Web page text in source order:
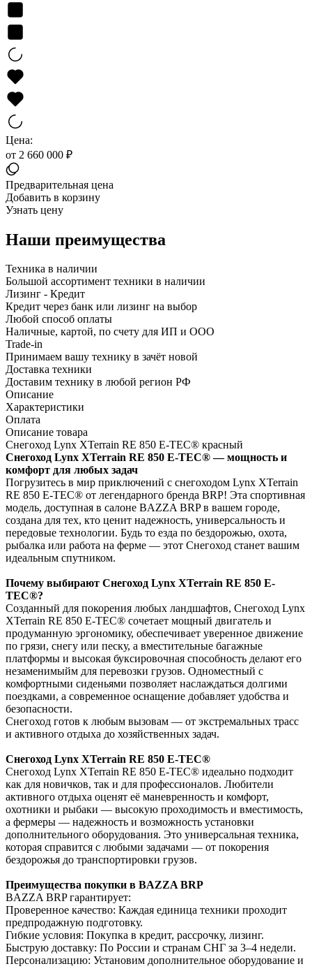
Цена:
от 2 660 000 ₽
Предварительная цена
Добавить в корзину
Узнать цену
Наши преимущества
Техника в наличии
Большой ассортимент техники в наличии
Лизинг - Кредит
Кредит через банк или лизинг на выбор
Любой способ оплаты
Наличные, картой, по счету для ИП и ООО
Trade-in
Принимаем вашу технику в зачёт новой
Доставка техники
Доставим технику в любой регион РФ
Описание
Характеристики
Оплата
Описание товара
Снегоход Lynx XTerrain RE 850 E-TEC® красный
Снегоход Lynx XTerrain RE 850 E-TEC® — мощность и
комфорт для любых задач
Погрузитесь в мир приключений с снегоходом Lynx XTerrain
RE 850 E-TEC® от легендарного бренда BRP! Эта спортивная
модель, доступная в салоне BAZZA BRP в вашем городе,
создана для тех, кто ценит надежность, универсальность и
передовые технологии. Будь то езда по бездорожью, охота,
рыбалка или работа на ферме — этот Снегоход станет вашим
идеальным спутником.
Почему выбирают Снегоход Lynx XTerrain RE 850 E-
TEC®?
Созданный для покорения любых ландшафтов, Снегоход Lynx
XTerrain RE 850 E-TEC® сочетает мощный двигатель и
продуманную эргономику, обеспечивает уверенное движение
по грязи, снегу или песку, а вместительные багажные
платформы и высокая буксировочная способность делают его
незаменимыйм для перевозки грузов. Одноместный с
комфортными сиденьями позволяет наслаждаться долгими
поездками, а современное оснащение добавляет удобства и
безопасности.
Снегоход готов к любым вызовам — от экстремальных трасс
и активного отдыха до хозяйственных задач.
Снегоход Lynx XTerrain RE 850 E-TEC®
Снегоход Lynx XTerrain RE 850 E-TEC® идеально подходит
как для новичков, так и для профессионалов. Любители
активного отдыха оценят её маневренность и комфорт,
охотники и рыбаки — высокую проходимость и вместимость,
а фермеры — надежность и возможность установки
дополнительного оборудования. Это универсальная техника,
которая справится с любыми задачами — от покорения
бездорожья до транспортировки грузов.
Преимущества покупки в BAZZA BRP
BAZZA BRP гарантирует:
Проверенное качество: Каждая единица техники проходит
предпродажную подготовку.
Гибкие условия: Покупка в кредит, рассрочку, лизинг.
Быструю доставку: По России и странам СНГ за 3–4 недели.
Персонализацию: Установим дополнительное оборудование и